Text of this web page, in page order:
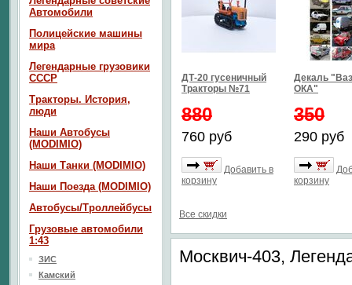
ДТ-20 гусеничный
Тракторы №71
880
760 руб
Добавить в
корзину
Декаль
ОКА"
350
290 руб
корзину
Все скидки
Москвич-403,
Автомобили
Полицейские машины
мира
Легендарные грузовики
СССР
Тракторы. История,
люди
Наши Автобусы
(MODIMIO)
Наши Танки (MODIMIO)
Наши Поезда (MODIMIO)
Автобусы/Троллейбусы
Грузовые автомобили
1:43
ЗИС
Камский